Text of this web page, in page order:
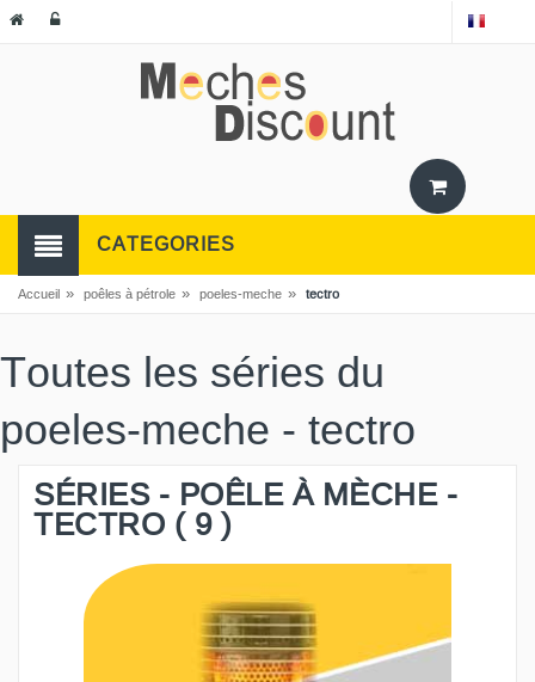
CATEGORIES
Accueil » poêles à pétrole » poeles-meche » tectro
Toutes les séries du
poeles-meche - tectro
SÉRIES - POÊLE À MÈCHE -
TECTRO ( 9 )